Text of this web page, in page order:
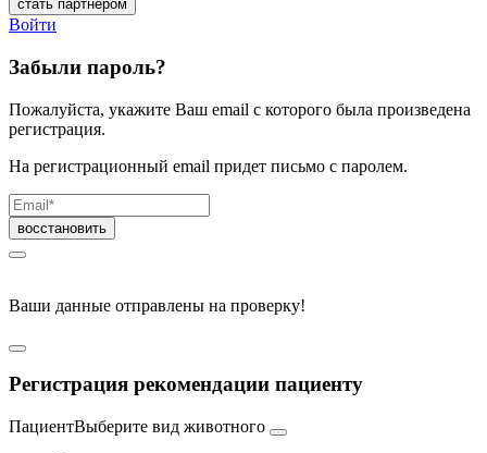
Войти
Забыли пароль?
Пожалуйста, укажите Ваш email с которого была произведена
регистрация.
На регистрационный email придет письмо с паролем.
Ваши данные отправлены на проверку!
Регистрация рекомендации пациенту
ПациентВыберите вид животного